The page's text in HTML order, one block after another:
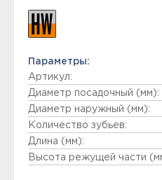
Параметры:
Артикул:
Диаметр посадочный (мм):
Диаметр наружный (мм):
Количество зубьев:
Длина (мм):
Высота режущей части